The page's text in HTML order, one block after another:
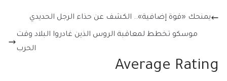
يمنحك «قوة إضافية».. الكشف عن حذاء الرجل الحديدي
موسكو تخطط لمعاقبة الروس الذين غادروا البلاد وقت
الحرب
Average Rating